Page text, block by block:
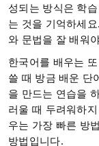
성되는 방식은 학
는 것을 기억하세
와 문법을 잘 배워
한국어를 배우는
쓸 때 방금 배운 단
을 만드는 연습을
러울 때 두려워하
우는 가장 빠른 방
방법입니다.